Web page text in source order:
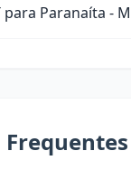
Paranaíta -